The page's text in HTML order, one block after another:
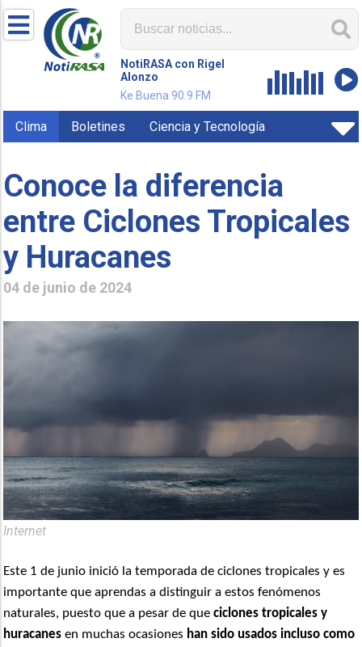
NotiRASA con Rigel
Alonzo
Ke Buena 90.9 FM
Clima Boletines Ciencia y Tecnología
Conoce la diferencia
entre Ciclones Tropicales
y Huracanes
04 de junio de 2024
Internet
Este 1 de junio inició la temporada de ciclones tropicales y es
importante que aprendas a distinguir a estos fenómenos
naturales, puesto que a pesar de queciclones tropicales y
huracanes en muchas ocasiones han sido usados incluso como